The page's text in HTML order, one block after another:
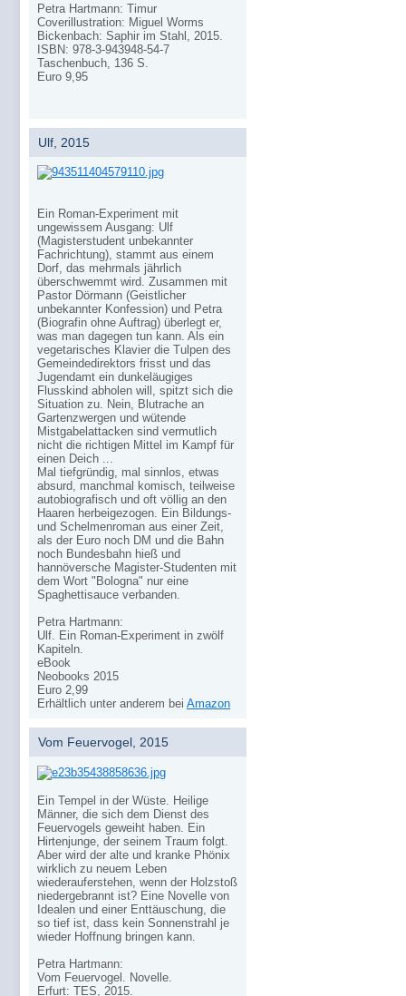
Petra Hartmann: Timur
Coverillustration: Miguel Worms
Bickenbach: Saphir im Stahl, 2015.
ISBN: 978-3-943948-54-7
Taschenbuch, 136 S.
Euro 9,95
Ulf, 2015
Ein Roman-Experiment mit
ungewissem Ausgang: Ulf
(Magisterstudent unbekannter
Fachrichtung), stammt aus einem
Dorf, das mehrmals jährlich
überschwemmt wird. Zusammen mit
Pastor Dörmann (Geistlicher
unbekannter Konfession) und Petra
(Biografin ohne Auftrag) überlegt er,
was man dagegen tun kann. Als ein
vegetarisches Klavier die Tulpen des
Gemeindedirektors frisst und das
Jugendamt ein dunkeläugiges
Flusskind abholen will, spitzt sich die
Situation zu. Nein, Blutrache an
Gartenzwergen und wütende
Mistgabelattacken sind vermutlich
nicht die richtigen Mittel im Kampf für
einen Deich ...
Mal tiefgründig, mal sinnlos, etwas
absurd, manchmal komisch, teilweise
autobiografisch und oft völlig an den
Haaren herbeigezogen. Ein Bildungs-
und Schelmenroman aus einer Zeit,
als der Euro noch DM und die Bahn
noch Bundesbahn hieß und
hannöversche Magister-Studenten mit
dem Wort "Bologna" nur eine
Spaghettisauce verbanden.
Petra Hartmann:
Ulf. Ein Roman-Experiment in zwölf
Kapiteln.
eBook
Neobooks 2015
Euro 2,99
Erhältlich unter anderem bei Amazon
Vom Feuervogel, 2015
Ein Tempel in der Wüste. Heilige
Männer, die sich dem Dienst des
Feuervogels geweiht haben. Ein
Hirtenjunge, der seinem Traum folgt.
Aber wird der alte und kranke Phönix
wirklich zu neuem Leben
wiederauferstehen, wenn der Holzstoß
niedergebrannt ist? Eine Novelle von
Idealen und einer Enttäuschung, die
so tief ist, dass kein Sonnenstrahl je
wieder Hoffnung bringen kann.
Petra Hartmann:
Vom Feuervogel. Novelle.
Erfurt: TES, 2015.